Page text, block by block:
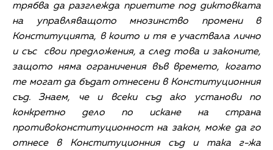
трябва да разглежда приетите под диктовката
на управляващото мнозинство промени в
Конституцията, в които и тя е участвала лично
и със свои предложения, а след това и законите,
защото няма ограничения във времето, когато
те могат да бъдат отнесени в Конституционния
съд. Знаем, че и всеки съд ако установи по
конкретно дело по искане на страна
противоконституционност на закон, може да го
отнесе в Конституционния съд и така г-жа